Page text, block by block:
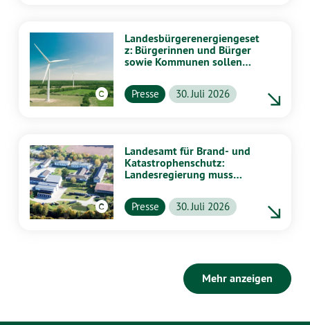
Landesbürgerenergiengeset
z: Bürgerinnen und Bürger
sowie Kommunen sollen
profitieren
Presse 30. Juli 2026
Landesamt für Brand- und
Katastrophenschutz:
Landesregierung muss
Presse 30. Juli 2026
Mehr anzeigen